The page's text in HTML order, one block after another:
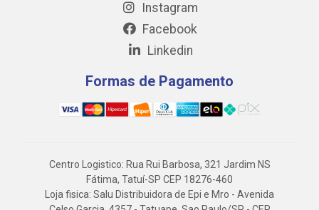
Instagram
Facebook
Linkedin
Formas de Pagamento
Centro Logistico: Rua Rui Barbosa, 321 Jardim NS
Fátima, Tatuí-SP CEP 18276-460
Loja fisica: Salu Distribuidora de Epi e Mro - Avenida